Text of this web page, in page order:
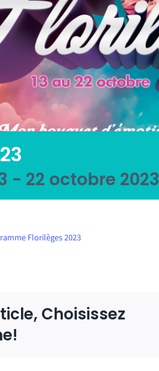
- 22 octobre 2023
Florilèges 2023
Choisissez